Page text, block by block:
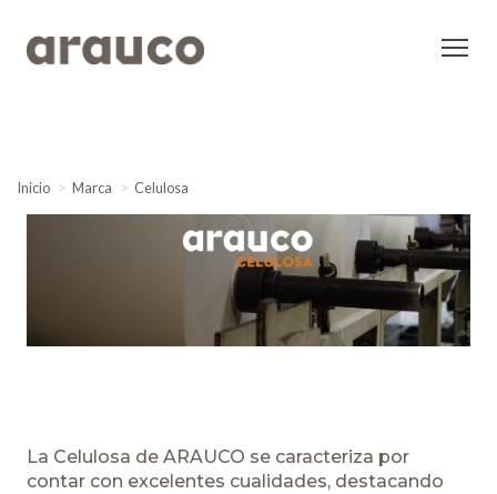
Inicio Marca Celulosa
La Celulosa de ARAUCO se caracteriza por
contar con excelentes cualidades, destacando